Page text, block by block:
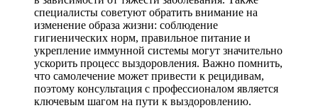
специалисты советуют обратить внимание на
изменение образа жизни: соблюдение
гигиенических норм, правильное питание и
укрепление иммунной системы могут значительно
ускорить процесс выздоровления. Важно помнить,
что самолечение может привести к рецидивам,
поэтому консультация с профессионалом является
ключевым шагом на пути к выздоровлению.